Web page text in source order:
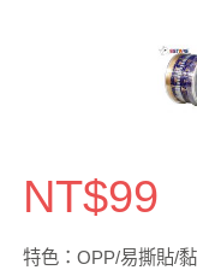
NT$99
特色：OPP/易撕貼/